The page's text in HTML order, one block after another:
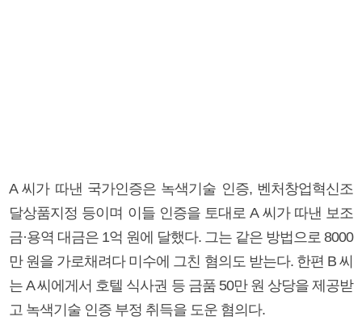
A 씨가 따낸 국가인증은 녹색기술 인증, 벤처창업혁신조
달상품지정 등이며 이들 인증을 토대로 A 씨가 따낸 보조
금·용역 대금은 1억 원에 달했다. 그는 같은 방법으로 8000
만 원을 가로채려다 미수에 그친 혐의도 받는다. 한편 B 씨
는 A 씨에게서 호텔 식사권 등 금품 50만 원 상당을 제공받
고 녹색기술 인증 부정 취득을 도운 혐의다.